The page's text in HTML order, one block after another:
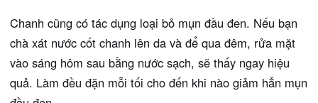
Chanh cũng có tác dụng loại bỏ mụn đầu đen. Nếu bạn
chà xát nước cốt chanh lên da và để qua đêm, rửa mặt
vào sáng hôm sau bằng nước sạch, sẽ thấy ngay hiệu
quả. Làm đều đặn mỗi tối cho đến khi nào giảm hẳn mụn